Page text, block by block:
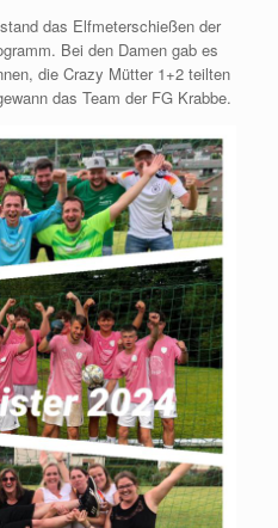
das Elfmeterschießen der
Bei den Damen gab es
die Crazy Mütter 1+2 teilten
das Team der FG Krabbe.